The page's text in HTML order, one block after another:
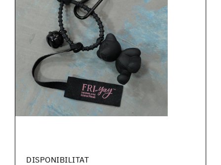
DISPONIBILITAT